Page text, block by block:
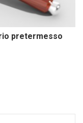
pretermesso